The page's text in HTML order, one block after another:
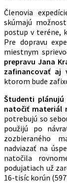
Členovia
skúmajú
postup v teréne,
Pre dopravu
miestnym
prepravu Jana
zafinancovať aj
ktorom bude
Študenti plánujú
natočiť materiál
potrebujú so
použijú po
zozbieraného
nadviazať na
natočila
podujatiach už
16-tisíc korún (597